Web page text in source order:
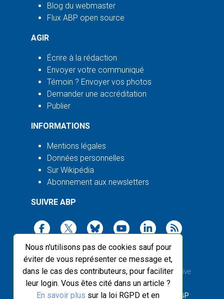
Nous n'utilisons pas de cookies sauf pour
éviter de vous représenter ce message et,
dans le cas des contributeurs, pour faciliter
leur login. Vous êtes cité dans un article ?
En savoir plus sur la loi RGPD et en
Blog du webmaster
Flux ABP open source
AGIR
Écrire à la rédaction
Envoyer votre communiqué
Témoin ? Envoyer vos photos
Demander une accréditation
Publier
INFORMATIONS
Mentions légales
Données personnelles
Sur Wikipédia
Abonnement aux newsletters
SUIVRE ABP
2003-2026 ©Agence Bretagne Presse, sauf Creative
Commons
Front-end design :Breizhek Studio , Back-end : ABP